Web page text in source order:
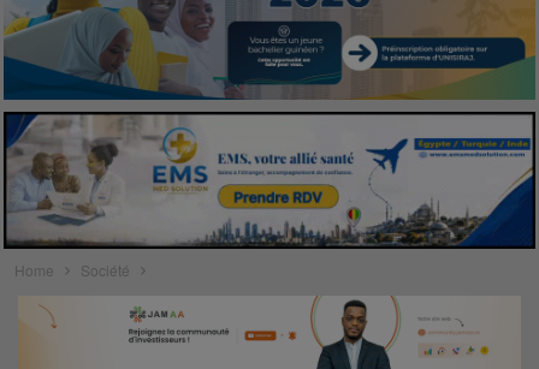
Home Société